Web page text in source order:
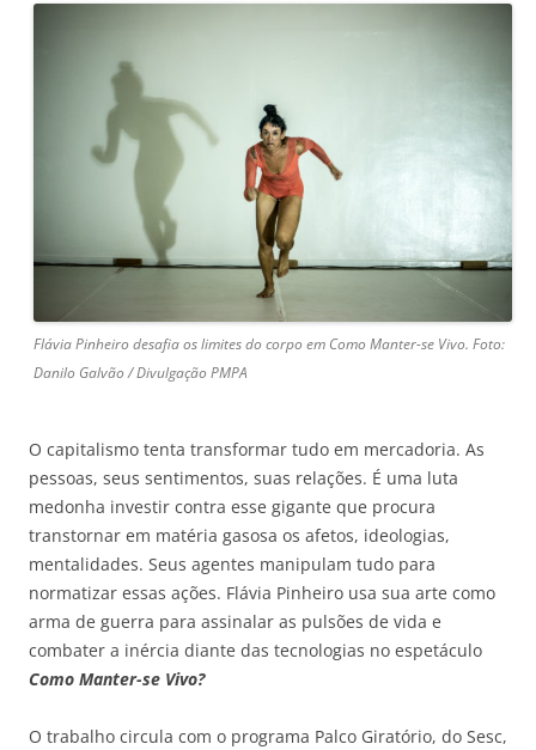
Flávia Pinheiro desafia os limites do corpo em Como Manter-se Vivo. Foto:
Danilo Galvão / Divulgação PMPA
O capitalismo tenta transformar tudo em mercadoria. As
pessoas, seus sentimentos, suas relações. É uma luta
medonha investir contra esse gigante que procura
transtornar em matéria gasosa os afetos, ideologias,
mentalidades. Seus agentes manipulam tudo para
normatizar essas ações. Flávia Pinheiro usa sua arte como
arma de guerra para assinalar as pulsões de vida e
combater a inércia diante das tecnologias no espetáculo
Como Manter-se Vivo?
O trabalho circula com o programa Palco Giratório, do Sesc,